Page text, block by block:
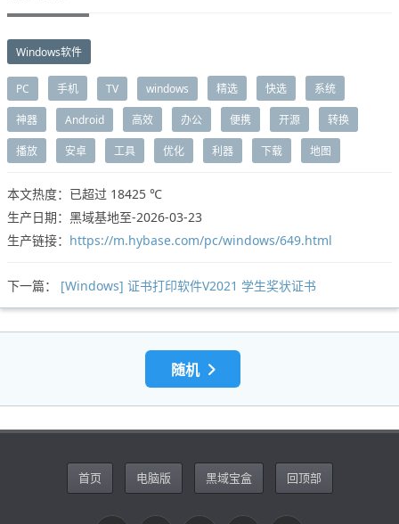
Windows软件
PC 手机 TV windows 精选 快选 系统
神器 Android 高效 办公 便携 开源 转换
播放 安卓 工具 优化 利器 下载 地图
本文热度：已超过 18425 ℃
生产日期：黑域基地至-2026-03-23
生产链接： https://m.hybase.com/pc/windows/649.html
下一篇： [Windows] 证书打印软件V2021 学生奖状证书
随机
首页 电脑版 黑域宝盒 回顶部